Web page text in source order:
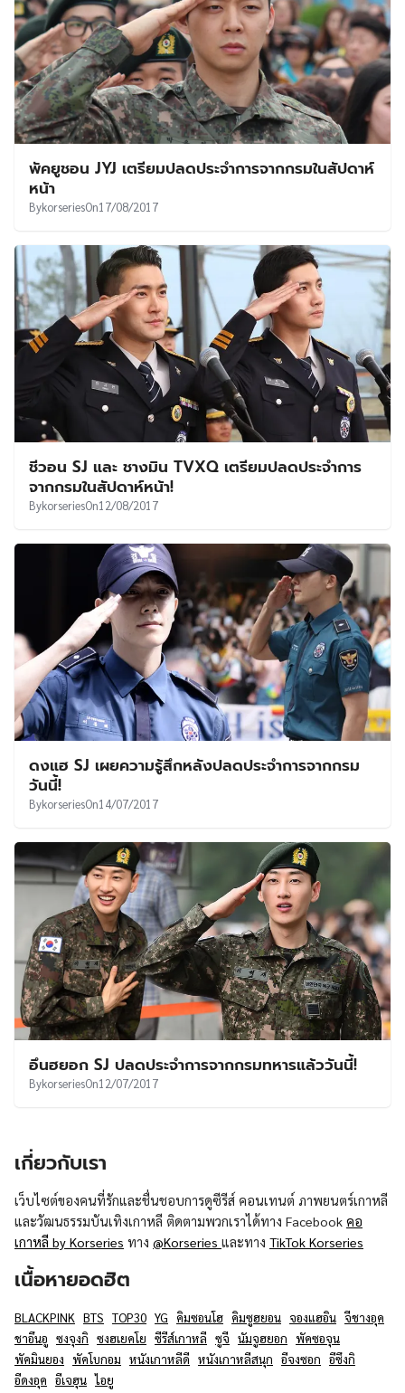
พัคยูชอน JYJ เตรียมปลดประจำการจากกรมในสัปดาห์
หน้า
BykorseriesOn17/08/2017
ชีวอน SJ และ ชางมิน TVXQ เตรียมปลดประจำการ
จากกรมในสัปดาห์หน้า!
BykorseriesOn12/08/2017
ดงแฮ SJ เผยความรู้สึกหลังปลดประจำการจากกรม
วันนี้!
BykorseriesOn14/07/2017
อึนฮยอก SJ ปลดประจำการจากกรมทหารแล้ววันนี้!
BykorseriesOn12/07/2017
เกี่ยวกับเรา
เว็บไซต์ของคนที่รักและชื่นชอบการดูซีรีส์ คอนเทนต์ ภาพยนตร์เกาหลี
และวัฒนธรรมบันเทิงเกาหลี ติดตามพวกเราได้ทาง Facebook คอ
เกาหลี by Korseries ทาง @Korseries และทาง TikTok Korseries
เนื้อหายอดฮิต
BLACKPINK BTS TOP30 YG คิมซอนโฮ คิมซูฮยอน จองแฮอิน จีชางอุค
ชาอึนอู ซงจุงกิ ซงฮเยคโย ซีรีส์เกาหลี ซูจี นัมจูฮยอก พัคซอจุน
พัคมินยอง พัคโบกอม หนังเกาหลีดี หนังเกาหลีสนุก อีจงซอก อีซึงกิ
อีดงอุค อีเจฮุน ไอยู